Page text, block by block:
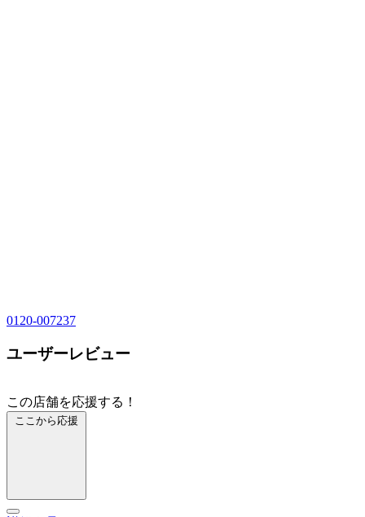
0120-007237
ユーザーレビュー
この店舗を応援する！
ここから応援